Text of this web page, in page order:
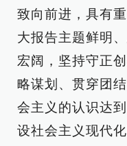
致向前进，具有
大报告主题鲜明
宏阔，坚持守正
略谋划、贯穿团
会主义的认识达
设社会主义现代